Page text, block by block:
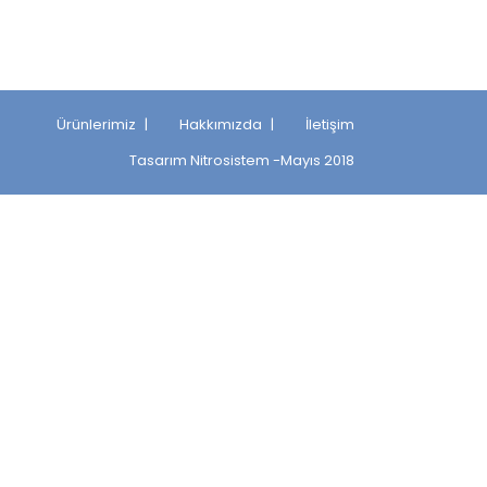
Ürünlerimiz Hakkımızda
İletişim
Tasarım Nitrosistem -Mayıs 2018